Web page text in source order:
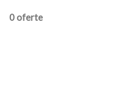
0 oferte